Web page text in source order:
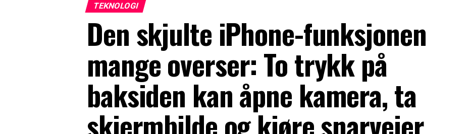
TEKNOLOGI
Den skjulte iPhone-funksjonen
mange overser: To trykk på
baksiden kan åpne kamera, ta
skjermbilde og kjøre snarveier